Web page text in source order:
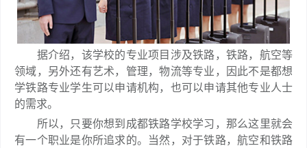
据介绍，该学校的专业项目涉及铁路，铁路，航空等
领域，另外还有艺术，管理，物流等专业，因此不是都想
学铁路专业学生可以申请机构，也可以申请其他专业人士
的需求。
所以，只要你想到成都铁路学校学习，那么这里就会
有一个职业是你所追求的。当然，对于铁路，航空和铁路